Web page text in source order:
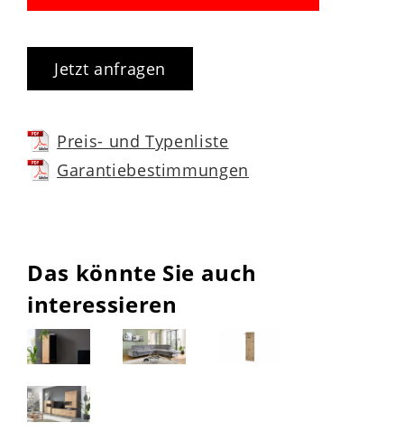
Jetzt anfragen
Preis- und Typenliste
Garantiebestimmungen
Das könnte Sie auch
interessieren